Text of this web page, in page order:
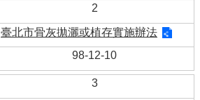
2
臺北市骨灰拋灑或植存實施辦法
98-12-10
3